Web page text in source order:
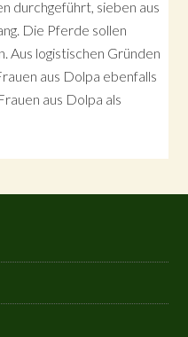
durchgeführt, sieben aus
Die Pferde sollen
Aus logistischen Gründen
aus Dolpa ebenfalls
aus Dolpa als